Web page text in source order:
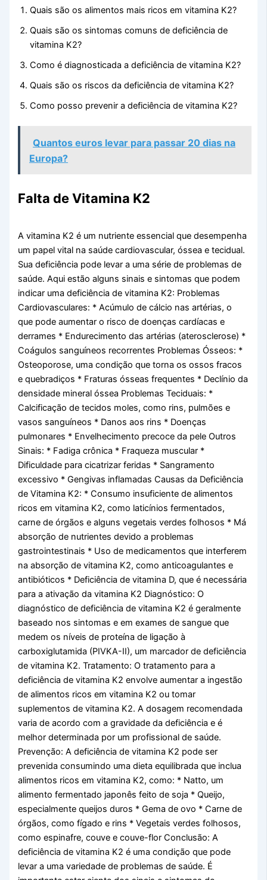
Quais são os alimentos mais ricos em vitamina K2?
Quais são os sintomas comuns de deficiência de
vitamina K2?
Como é diagnosticada a deficiência de vitamina K2?
Quais são os riscos da deficiência de vitamina K2?
Como posso prevenir a deficiência de vitamina K2?
Quantos euros levar para passar 20 dias na
Europa?
Falta de Vitamina K2
A vitamina K2 é um nutriente essencial que desempenha
um papel vital na saúde cardiovascular, óssea e tecidual.
Sua deficiência pode levar a uma série de problemas de
saúde. Aqui estão alguns sinais e sintomas que podem
indicar uma deficiência de vitamina K2: Problemas
Cardiovasculares: * Acúmulo de cálcio nas artérias, o
que pode aumentar o risco de doenças cardíacas e
derrames * Endurecimento das artérias (aterosclerose) *
Coágulos sanguíneos recorrentes Problemas Ósseos: *
Osteoporose, uma condição que torna os ossos fracos
e quebradiços * Fraturas ósseas frequentes * Declínio da
densidade mineral óssea Problemas Teciduais: *
Calcificação de tecidos moles, como rins, pulmões e
vasos sanguíneos * Danos aos rins * Doenças
pulmonares * Envelhecimento precoce da pele Outros
Sinais: * Fadiga crônica * Fraqueza muscular *
Dificuldade para cicatrizar feridas * Sangramento
excessivo * Gengivas inflamadas Causas da Deficiência
de Vitamina K2: * Consumo insuficiente de alimentos
ricos em vitamina K2, como laticínios fermentados,
carne de órgãos e alguns vegetais verdes folhosos * Má
absorção de nutrientes devido a problemas
gastrointestinais * Uso de medicamentos que interferem
na absorção de vitamina K2, como anticoagulantes e
antibióticos * Deficiência de vitamina D, que é necessária
para a ativação da vitamina K2 Diagnóstico: O
diagnóstico de deficiência de vitamina K2 é geralmente
baseado nos sintomas e em exames de sangue que
medem os níveis de proteína de ligação à
carboxiglutamida (PIVKA-II), um marcador de deficiência
de vitamina K2. Tratamento: O tratamento para a
deficiência de vitamina K2 envolve aumentar a ingestão
de alimentos ricos em vitamina K2 ou tomar
suplementos de vitamina K2. A dosagem recomendada
varia de acordo com a gravidade da deficiência e é
melhor determinada por um profissional de saúde.
Prevenção: A deficiência de vitamina K2 pode ser
prevenida consumindo uma dieta equilibrada que inclua
alimentos ricos em vitamina K2, como: * Natto, um
alimento fermentado japonês feito de soja * Queijo,
especialmente queijos duros * Gema de ovo * Carne de
órgãos, como fígado e rins * Vegetais verdes folhosos,
como espinafre, couve e couve-flor Conclusão: A
deficiência de vitamina K2 é uma condição que pode
levar a uma variedade de problemas de saúde. É